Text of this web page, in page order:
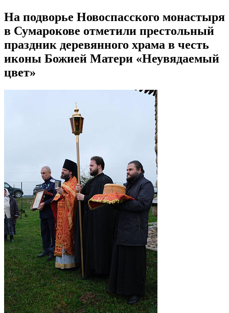
На подворье Новоспасского монастыря
в Сумарокове отметили престольный
праздник деревянного храма в честь
иконы Божией Матери «Неувядаемый
цвет»